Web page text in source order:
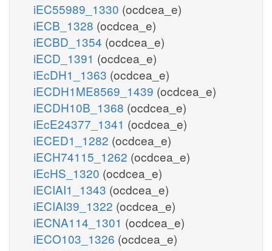
iEC55989_1330 (ocdcea_e)
iECB_1328 (ocdcea_e)
iECBD_1354 (ocdcea_e)
iECD_1391 (ocdcea_e)
iEcDH1_1363 (ocdcea_e)
iECDH1ME8569_1439 (ocdcea_e)
iECDH10B_1368 (ocdcea_e)
iEcE24377_1341 (ocdcea_e)
iECED1_1282 (ocdcea_e)
iECH74115_1262 (ocdcea_e)
iEcHS_1320 (ocdcea_e)
iECIAI1_1343 (ocdcea_e)
iECIAI39_1322 (ocdcea_e)
iECNA114_1301 (ocdcea_e)
iECO103_1326 (ocdcea_e)